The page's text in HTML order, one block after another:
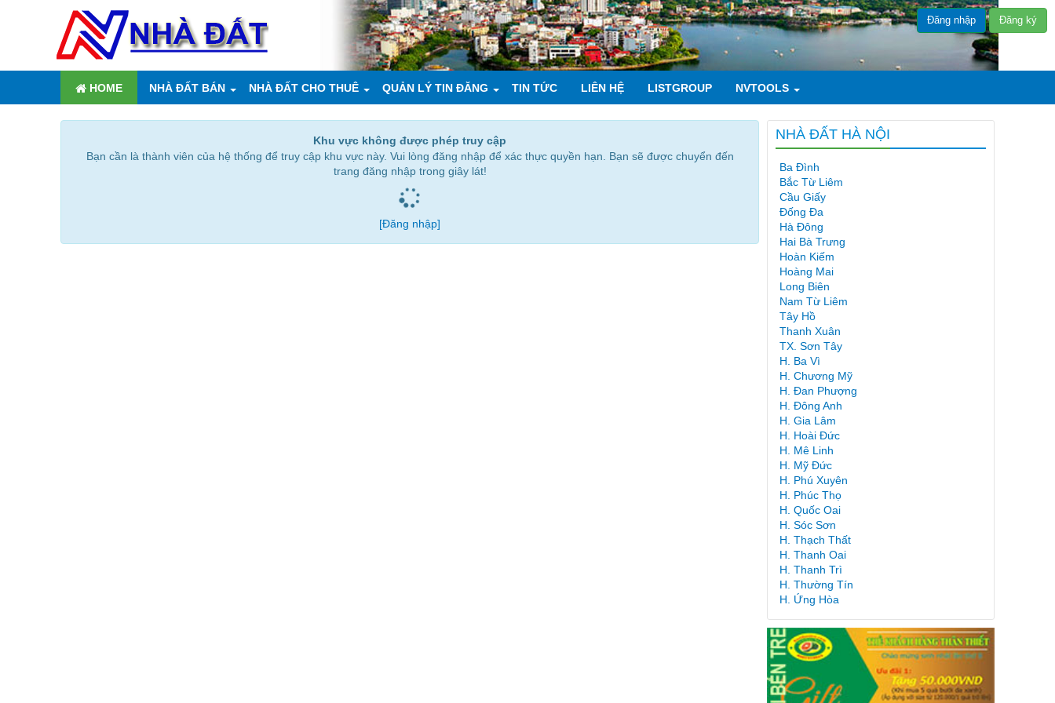
Đăng nhập Đăng ký
HOME NHÀ ĐẤT BÁN NHÀ ĐẤT CHO THUÊ QUẢN LÝ TIN ĐĂNG TIN TỨC LIÊN HỆ LISTGROUP NVTOOLS
Khu vực không được phép truy cập
Bạn cần là thành viên của hệ thống để truy cập khu vực này. Vui lòng đăng nhập để xác thực quyền hạn. Bạn sẽ được chuyển đến
trang đăng nhập trong giây lát!
[Đăng nhập]
NHÀ ĐẤT HÀ NỘI
Ba Đình
Bắc Từ Liêm
Cầu Giấy
Đống Đa
Hà Đông
Hai Bà Trưng
Hoàn Kiếm
Hoàng Mai
Long Biên
Nam Từ Liêm
Tây Hồ
Thanh Xuân
TX. Sơn Tây
H. Ba Vì
H. Chương Mỹ
H. Đan Phượng
H. Đông Anh
H. Gia Lâm
H. Hoài Đức
H. Mê Linh
H. Mỹ Đức
H. Phú Xuyên
H. Phúc Thọ
H. Quốc Oai
H. Sóc Sơn
H. Thạch Thất
H. Thanh Oai
H. Thanh Trì
H. Thường Tín
H. Ứng Hòa